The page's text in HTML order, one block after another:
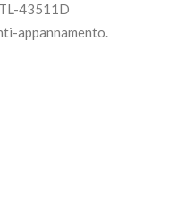
43511D
appannamento.